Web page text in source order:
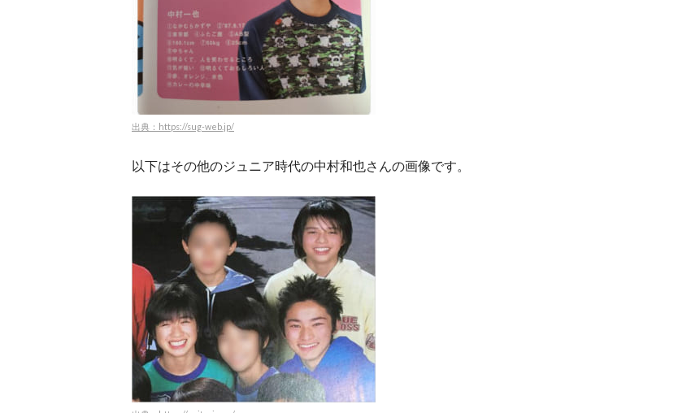
出典：https://sug-web.jp/
以下はその他のジュニア時代の中村和也さんの画像です。